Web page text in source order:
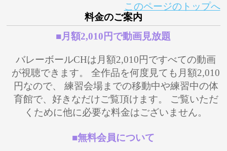
このページのトップへ
料金のご案内
■月額2,010円で動画見放題
バレーボールCHは月額2,010円ですべての動画
が視聴できます。 全作品を何度見ても月額2,010
円なので、 練習会場までの移動中や練習中の体
育館で、好きなだけご覧頂けます。 ご覧いただ
くために他に必要な料金はございません。
■無料会員について